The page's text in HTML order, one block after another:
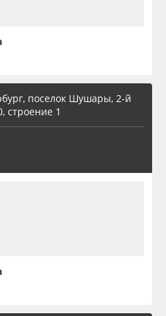
поселок Шушары, 2-й
строение 1